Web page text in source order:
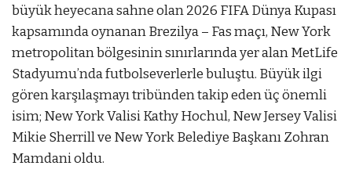
büyük heyecana sahne olan 2026 FIFA Dünya Kupası
kapsamında oynanan Brezilya – Fas maçı, New York
metropolitan bölgesinin sınırlarında yer alan MetLife
Stadyumu’nda futbolseverlerle buluştu. Büyük ilgi
gören karşılaşmayı tribünden takip eden üç önemli
isim; New York Valisi Kathy Hochul, New Jersey Valisi
Mikie Sherrill ve New York Belediye Başkanı Zohran
Mamdani oldu.